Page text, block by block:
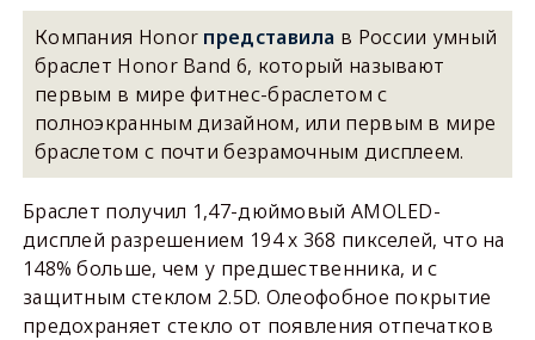
Компания Honor представила в России умный
браслет Honor Band 6, который называют
первым в мире фитнес-браслетом с
полноэкранным дизайном, или первым в мире
браслетом с почти безрамочным дисплеем.
Браслет получил 1,47-дюймовый AMOLED-
дисплей разрешением 194 x 368 пикселей, что на
148% больше, чем у предшественника, и с
защитным стеклом 2.5D. Олеофобное покрытие
предохраняет стекло от появления отпечатков